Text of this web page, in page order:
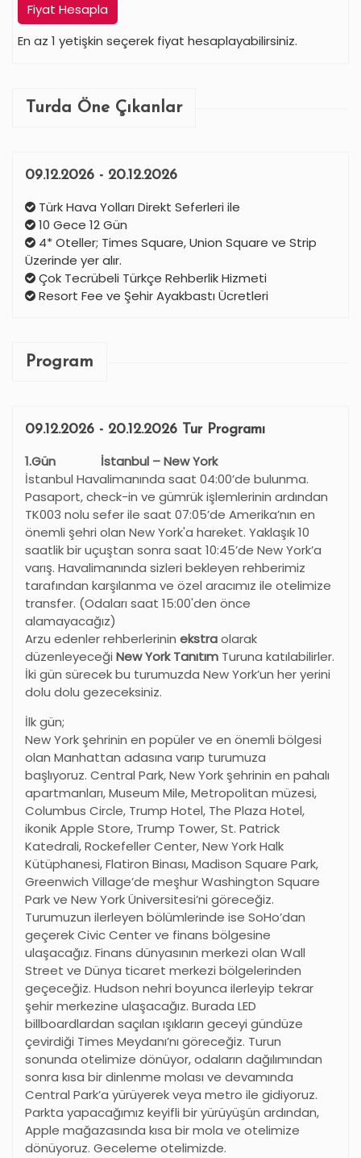
Fiyat Hesapla
En az 1 yetişkin seçerek fiyat hesaplayabilirsiniz.
Turda Öne Çıkanlar
09.12.2026 - 20.12.2026
Türk Hava Yolları Direkt Seferleri ile
10 Gece 12 Gün
4* Oteller; Times Square, Union Square ve Strip
Üzerinde yer alır.
Çok Tecrübeli Türkçe Rehberlik Hizmeti
Resort Fee ve Şehir Ayakbastı Ücretleri
Program
09.12.2026 - 20.12.2026 Tur Programı
1.Gün İstanbul – New York
İstanbul Havalimanında saat 04:00’de bulunma.
Pasaport, check-in ve gümrük işlemlerinin ardından
TK003 nolu sefer ile saat 07:05’de Amerika’nın en
önemli şehri olan New York'a hareket. Yaklaşık 10
saatlik bir uçuştan sonra saat 10:45’de New York’a
varış. Havalimanında sizleri bekleyen rehberimiz
tarafından karşılanma ve özel aracımız ile otelimize
transfer. (Odaları saat 15:00'den önce
alamayacağız)
Arzu edenler rehberlerinin ekstraolarak
düzenleyeceği New York Tanıtım Turuna katılabilirler.
İki gün sürecek bu turumuzda New York’un her yerini
dolu dolu gezeceksiniz.
İlk gün;
New York şehrinin en popüler ve en önemli bölgesi
olan Manhattan adasına varıp turumuza
başlıyoruz. Central Park, New York şehrinin en pahalı
apartmanları, Museum Mile, Metropolitan müzesi,
Columbus Circle, Trump Hotel, The Plaza Hotel,
ikonik Apple Store, Trump Tower, St. Patrick
Katedrali, Rockefeller Center, New York Halk
Kütüphanesi, Flatiron Binası, Madison Square Park,
Greenwich Village’de meşhur Washington Square
Park ve New York Üniversitesi’ni göreceğiz.
Turumuzun ilerleyen bölümlerinde ise SoHo’dan
geçerek Civic Center ve finans bölgesine
ulaşacağız. Finans dünyasının merkezi olan Wall
Street ve Dünya ticaret merkezi bölgelerinden
geçeceğiz. Hudson nehri boyunca ilerleyip tekrar
şehir merkezine ulaşacağız. Burada LED
billboardlardan saçılan ışıkların geceyi gündüze
çevirdiği Times Meydanı’nı göreceğiz. Turun
sonunda otelimize dönüyor, odaların dağılımından
sonra kısa bir dinlenme molası ve devamında
Central Park’a yürüyerek veya metro ile gidiyoruz.
Parkta yapacağımız keyifli bir yürüyüşün ardından,
Apple mağazasında kısa bir mola ve otelimize
dönüyoruz. Geceleme otelimizde.